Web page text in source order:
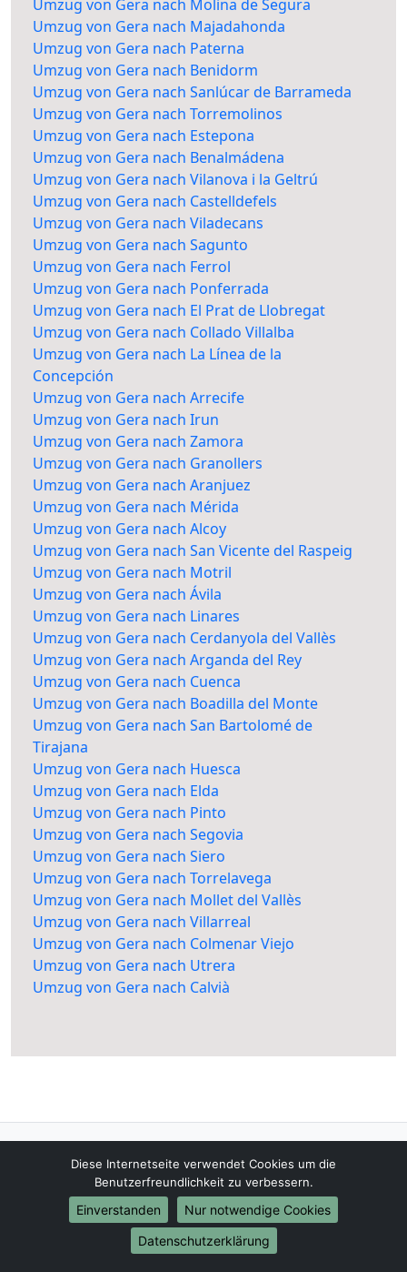
Umzug von Gera nach Molina de Segura
Umzug von Gera nach Majadahonda
Umzug von Gera nach Paterna
Umzug von Gera nach Benidorm
Umzug von Gera nach Sanlúcar de Barrameda
Umzug von Gera nach Torremolinos
Umzug von Gera nach Estepona
Umzug von Gera nach Benalmádena
Umzug von Gera nach Vilanova i la Geltrú
Umzug von Gera nach Castelldefels
Umzug von Gera nach Viladecans
Umzug von Gera nach Sagunto
Umzug von Gera nach Ferrol
Umzug von Gera nach Ponferrada
Umzug von Gera nach El Prat de Llobregat
Umzug von Gera nach Collado Villalba
Umzug von Gera nach La Línea de la
Concepción
Umzug von Gera nach Arrecife
Umzug von Gera nach Irun
Umzug von Gera nach Zamora
Umzug von Gera nach Granollers
Umzug von Gera nach Aranjuez
Umzug von Gera nach Mérida
Umzug von Gera nach Alcoy
Umzug von Gera nach San Vicente del Raspeig
Umzug von Gera nach Motril
Umzug von Gera nach Ávila
Umzug von Gera nach Linares
Umzug von Gera nach Cerdanyola del Vallès
Umzug von Gera nach Arganda del Rey
Umzug von Gera nach Cuenca
Umzug von Gera nach Boadilla del Monte
Umzug von Gera nach San Bartolomé de
Tirajana
Umzug von Gera nach Huesca
Umzug von Gera nach Elda
Umzug von Gera nach Pinto
Umzug von Gera nach Segovia
Umzug von Gera nach Siero
Umzug von Gera nach Torrelavega
Umzug von Gera nach Mollet del Vallès
Umzug von Gera nach Villarreal
Umzug von Gera nach Colmenar Viejo
Umzug von Gera nach Utrera
Umzug von Gera nach Calvià
Umzugsfirma-Gera.de
01579-2482387
info@umzugsfirma-gera.de
Diese Internetseite verwendet Cookies um die
Benutzerfreundlichkeit zu verbessern.
Einverstanden
Nur notwendige Cookies
Datenschutzerklärung